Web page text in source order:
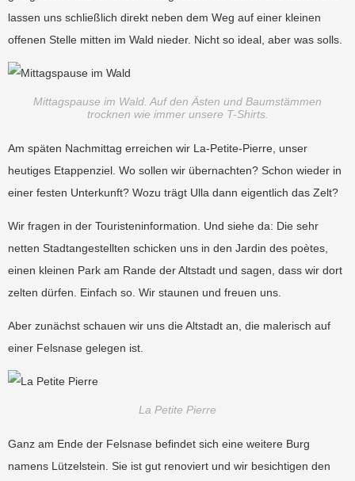
lassen uns schließlich direkt neben dem Weg auf einer kleinen
offenen Stelle mitten im Wald nieder. Nicht so ideal, aber was solls.
Mittagspause im Wald. Auf den Ästen und Baumstämmen
trocknen wie immer unsere T-Shirts.
Am späten Nachmittag erreichen wir La-Petite-Pierre, unser
heutiges Etappenziel. Wo sollen wir übernachten? Schon wieder in
einer festen Unterkunft? Wozu trägt Ulla dann eigentlich das Zelt?
Wir fragen in der Touristeninformation. Und siehe da: Die sehr
netten Stadtangestellten schicken uns in den Jardin des poètes,
einen kleinen Park am Rande der Altstadt und sagen, dass wir dort
zelten dürfen. Einfach so. Wir staunen und freuen uns.
Aber zunächst schauen wir uns die Altstadt an, die malerisch auf
einer Felsnase gelegen ist.
La Petite Pierre
Ganz am Ende der Felsnase befindet sich eine weitere Burg
namens Lützelstein. Sie ist gut renoviert und wir besichtigen den